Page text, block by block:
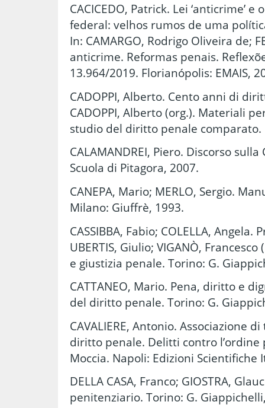
CACICEDO, Patrick. Lei ‘anticrime’
federal: velhos rumos de uma
In: CAMARGO, Rodrigo Oliveira de;
anticrime. Reformas penais.
13.964/2019. Florianópolis: EMAIS,
CADOPPI, Alberto. Cento anni di
CADOPPI, Alberto (org.). Materiali
studio del diritto penale comparato.
CALAMANDREI, Piero. Discorso
Scuola di Pitagora, 2007.
CANEPA, Mario; MERLO, Sergio.
Milano: Giuffrè, 1993.
CASSIBBA, Fabio; COLELLA,
UBERTIS, Giulio; VIGANÒ,
e giustizia penale. Torino: G.
CATTANEO, Mario. Pena, diritto e
del diritto penale. Torino: G.
CAVALIERE, Antonio. Associazione
diritto penale. Delitti contro l’ordine
Moccia. Napoli: Edizioni Scientifiche
DELLA CASA, Franco; GIOSTRA,
penitenziario. Torino: G.